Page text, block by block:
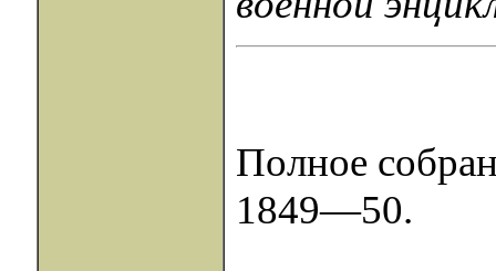
Полное
1849—50.